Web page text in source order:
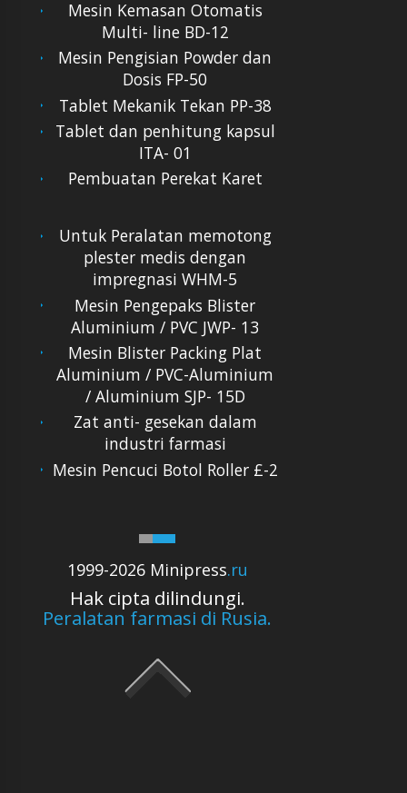
Mesin Kemasan Otomatis
Multi- line BD-12
Mesin Pengisian Powder dan
Dosis FP-50
Tablet Mekanik Tekan PP-38
Tablet dan penhitung kapsul
ITA- 01
Pembuatan Perekat Karet
1999-2026 Minipress.ru
Hak cipta dilindungi.
Peralatan farmasi di Rusia.
Untuk Peralatan memotong
plester medis dengan
impregnasi WHM-5
Mesin Pengepaks Blister
Aluminium / PVC JWP- 13
Mesin Blister Packing Plat
Aluminium / PVC-Aluminium
/ Aluminium SJP- 15D
Zat anti- gesekan dalam
industri farmasi
Mesin Pencuci Botol Roller £-2